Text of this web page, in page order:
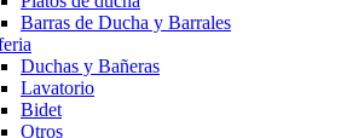
Barras de Ducha y Barrales
Duchas y Bañeras
Lavatorio
Bidet
Otros